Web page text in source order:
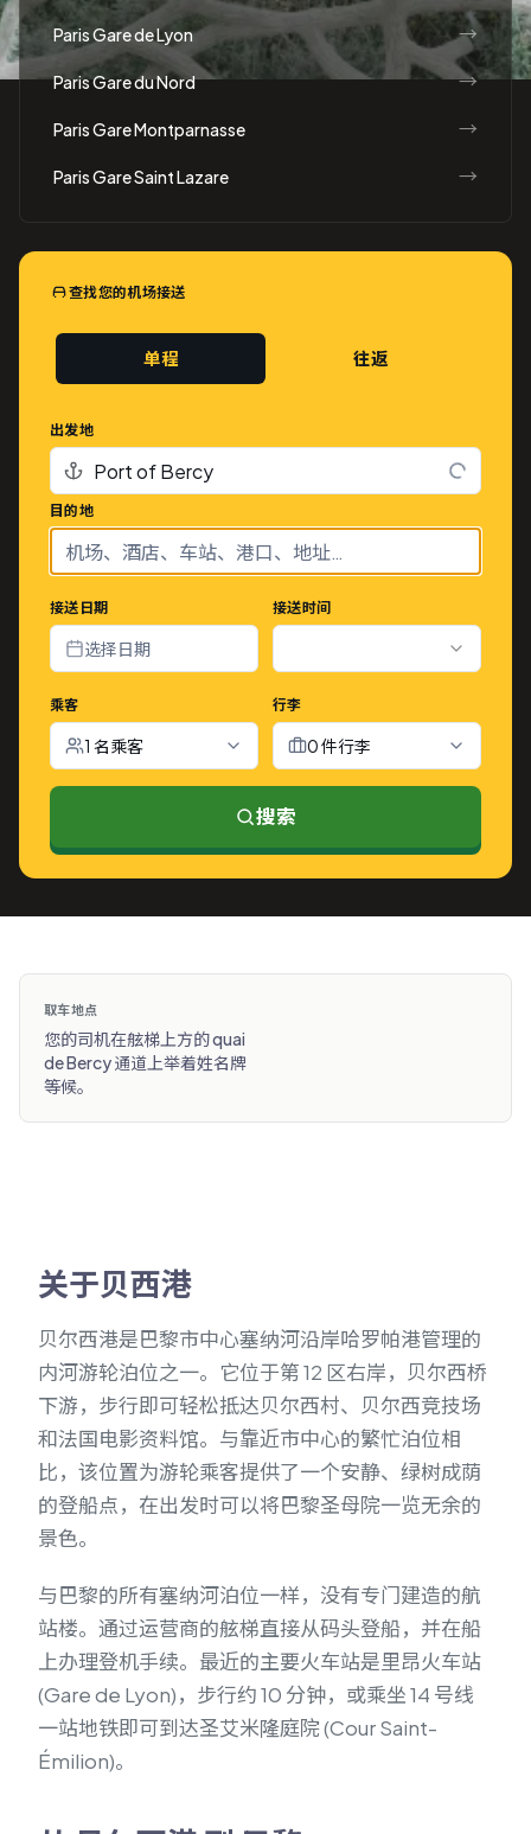
Paris Gare de Lyon →
Paris Gare du Nord →
Paris Gare Montparnasse →
Paris Gare Saint Lazare →
查找您的机场接送
单程 往返
出发地
目的地
接送日期
选择日期
接送时间
乘客
1 名乘客
行李
0 件行李
搜索
取车地点
您的司机在舷梯上方的 quai
de Bercy 通道上举着姓名牌
等候。
关于贝西港
贝尔西港是巴黎市中心塞纳河沿岸哈罗帕港管理的
内河游轮泊位之一。它位于第 12 区右岸，贝尔西桥
下游，步行即可轻松抵达贝尔西村、贝尔西竞技场
和法国电影资料馆。与靠近市中心的繁忙泊位相
比，该位置为游轮乘客提供了一个安静、绿树成荫
的登船点，在出发时可以将巴黎圣母院一览无余的
景色。
与巴黎的所有塞纳河泊位一样，没有专门建造的航
站楼。通过运营商的舷梯直接从码头登船，并在船
上办理登机手续。最近的主要火车站是里昂火车站
(Gare de Lyon)，步行约 10 分钟，或乘坐 14 号线
一站地铁即可到达圣艾米隆庭院 (Cour Saint-
Émilion)。